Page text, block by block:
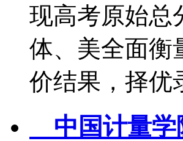
现高考原始总
体、美全面衡
价结果，择优
中国计量学